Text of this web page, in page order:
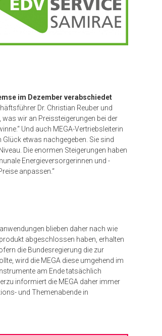
im Dezember verabschiedet
Dr. Christian Reuber und
wir an Preissteigerungen bei der
Und auch MEGA-Vertriebsleiterin
Glück etwas nachgegeben. Sie sind
Die enormen Steigerungen haben
Energieversorgerinnen und -
anpassen.“
blieben daher nach wie
abgeschlossen haben, erhalten
die Bundesregierung die zur
wird die MEGA diese umgehend im
am Ende tatsächlich
informiert die MEGA daher immer
und Themenabende in